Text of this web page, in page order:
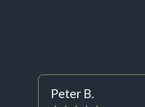
Peter B.